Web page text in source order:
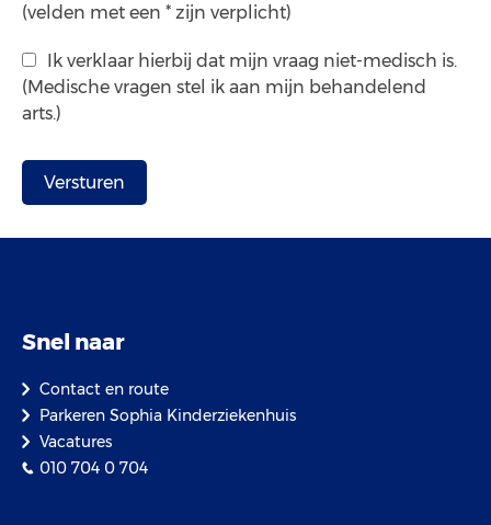
(velden met een * zijn verplicht)
Ik verklaar hierbij dat mijn vraag niet-medisch is.
(Medische vragen stel ik aan mijn behandelend
arts.)
Snel naar
Contact en route
Parkeren Sophia Kinderziekenhuis
Vacatures
010 704 0 704